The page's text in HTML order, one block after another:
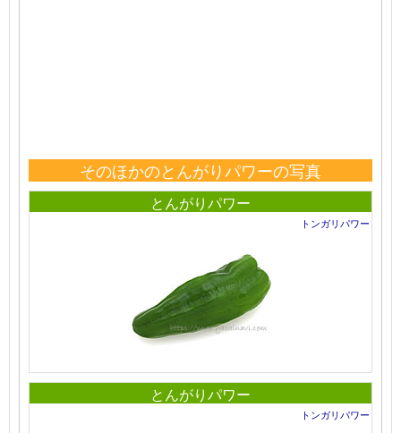
そのほかのとんがりパワーの写真
とんがりパワー
トンガリパワー
とんがりパワー
トンガリパワー